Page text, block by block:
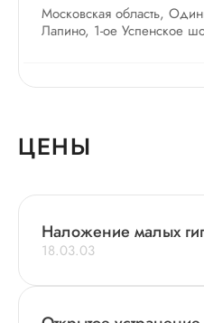
Московская область,
Лапино, 1-ое Успенское
Московская область,
Услуга не оказывается
Одинцово»
Московская область,
ЦЕНЫ
Наложение малых
18.03.03